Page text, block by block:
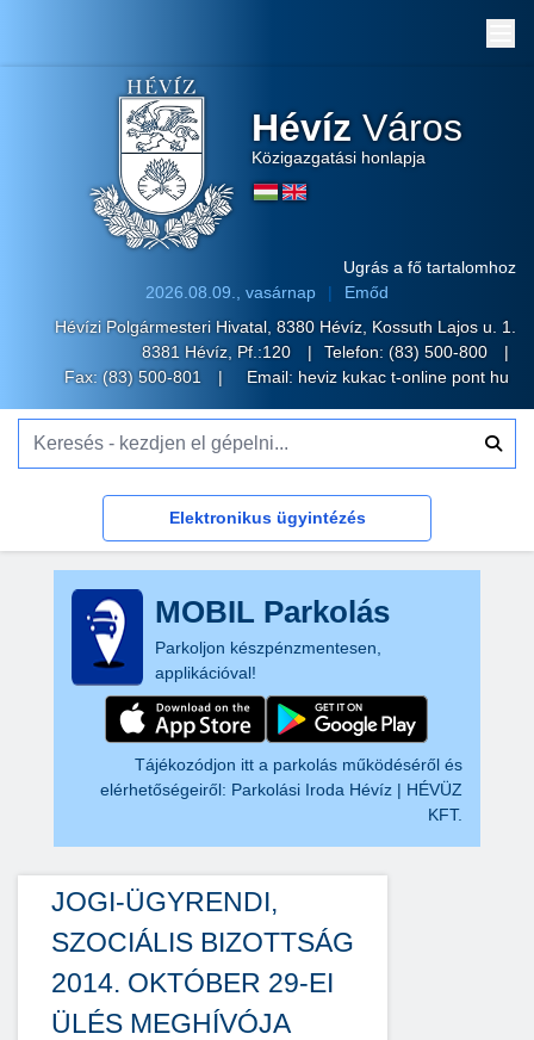
Hévíz Város
Közigazgatási honlapja
Ugrás a fő tartalomhoz
2026.08.09., vasárnap
Emőd
Hévízi Polgármesteri Hivatal, 8380 Hévíz, Kossuth Lajos u. 1.
8381 Hévíz, Pf.:120
Telefon: (83) 500-800
Fax: (83) 500-801
Email: heviz kukac t-online pont hu
Elektronikus ügyintézés
MOBIL Parkolás
Parkoljon készpénzmentesen,
applikációval!
Tájékozódjon itt a parkolás működéséről és
elérhetőségeiről: Parkolási Iroda Hévíz | HÉVÜZ
KFT.
JOGI-ÜGYRENDI,
SZOCIÁLIS BIZOTTSÁG
2014. OKTÓBER 29-EI
ÜLÉS MEGHÍVÓJA